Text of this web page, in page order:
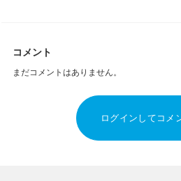
コメント
まだコメントはありません。
ログインしてコメ